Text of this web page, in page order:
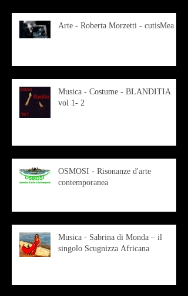
Arte - Roberta Morzetti - cutisMea
Musica - Costume - BLANDITIA
vol 1- 2
OSMOSI - Risonanze d'arte
contemporanea
Musica - Sabrina di Monda – il
singolo Scugnizza Africana